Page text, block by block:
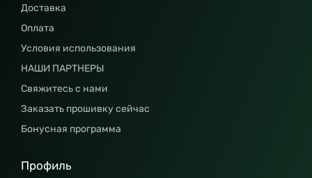
Доставка
Оплата
Условия использования
НАШИ ПАРТНЕРЫ
Свяжитесь с нами
Заказать прошивку сейчас
Бонусная программа
Профиль